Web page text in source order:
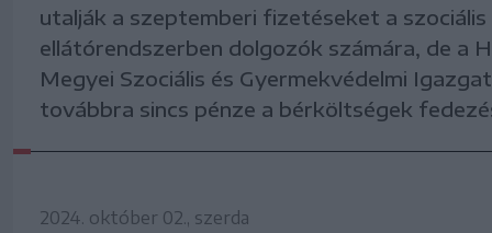
utalják a szeptemberi fizetéseket a szociális
ellátórendszerben dolgozók számára, de a
Megyei Szociális és Gyermekvédelmi
továbbra sincs pénze a bérköltségek
2024. október 02., szerda